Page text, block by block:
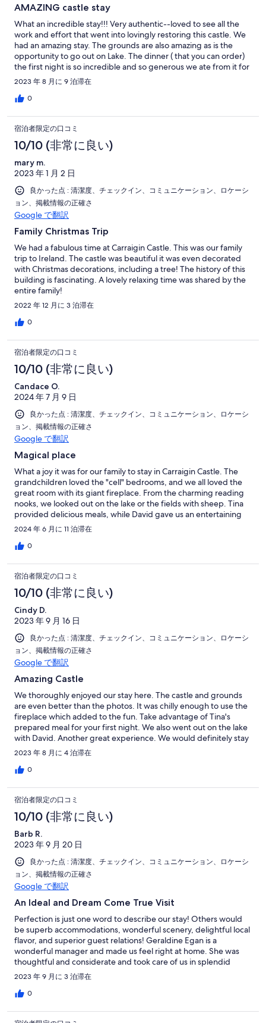
AMAZING castle stay
What an incredible stay!!! Very authentic--loved to see all the
work and effort that went into lovingly restoring this castle. We
had an amazing stay. The grounds are also amazing as is the
opportunity to go out on Lake. The dinner ( that you can order)
the first night is so incredible and so generous we ate from it for
days afterwords. It was a dream vacation for my 60th birthday in
the land of my birth and it was worth every penny! An excellent
stay for grownups and younger ones alike!!!
2023 年 8 月に 9 泊滞在
0
宿泊者限定の口コミ
10/10 (非常に良い)
mary m.
2023 年 1 月 2 日
良かった点 : 清潔度、チェックイン、コミュニケーション、ロケーシ
ョン、掲載情報の正確さ
Google で翻訳
Family Christmas Trip
We had a fabulous time at Carraigin Castle. This was our family
trip to Ireland. The castle was beautiful it was even decorated
with Christmas decorations, including a tree! The history of this
building is fascinating. A lovely relaxing time was shared by the
entire family!
2022 年 12 月に 3 泊滞在
0
宿泊者限定の口コミ
10/10 (非常に良い)
Candace O.
2024 年 7 月 9 日
良かった点 : 清潔度、チェックイン、コミュニケーション、ロケーシ
ョン、掲載情報の正確さ
Google で翻訳
Magical place
What a joy it was for our family to stay in Carraigin Castle. The
grandchildren loved the "cell" bedrooms, and we all loved the
great room with its giant fireplace. From the charming reading
nooks, we looked out on the lake or the fields with sheep. Tina
provided delicious meals, while David gave us an entertaining
boat ride! The owners were also so helpful, with tips on places
to visit. Highly recommended!
2024 年 6 月に 11 泊滞在
0
宿泊者限定の口コミ
10/10 (非常に良い)
Cindy D.
2023 年 9 月 16 日
良かった点 : 清潔度、チェックイン、コミュニケーション、ロケーシ
ョン、掲載情報の正確さ
Google で翻訳
Amazing Castle
We thoroughly enjoyed our stay here. The castle and grounds
are even better than the photos. It was chilly enough to use the
fireplace which added to the fun. Take advantage of Tina's
prepared meal for your first night. We also went out on the lake
with David. Another great experience. We would definitely stay
again.
2023 年 8 月に 4 泊滞在
0
宿泊者限定の口コミ
10/10 (非常に良い)
Barb R.
2023 年 9 月 20 日
良かった点 : 清潔度、チェックイン、コミュニケーション、ロケーシ
ョン、掲載情報の正確さ
Google で翻訳
An Ideal and Dream Come True Visit
Perfection is just one word to describe our stay! Others would
be superb accommodations, wonderful scenery, delightful local
flavor, and superior guest relations! Geraldine Egan is a
wonderful manager and made us feel right at home. She was
thoughtful and considerate and took care of us in splendid
fashion. The meal awaiting us upon our arrival was a fabulous
spread prepared by the talented Tina Matthews. The entire visit
was such a great experience, one that made our hearts smile.
2023 年 9 月に 3 泊滞在
0